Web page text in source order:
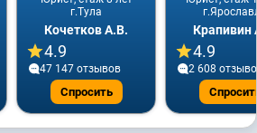
г.Тула
Кочетков А.В.
4.9
47 147 отзывов
Спросить
Крапивин
4.9
2 608